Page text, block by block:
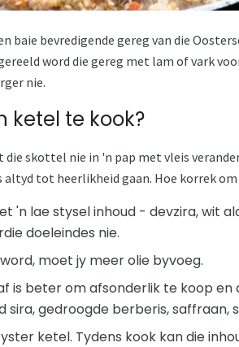
baie bevredigende gereg van die
word die gereg met lam of vark
nie.
ketel te kook?
die skottel nie in 'n pap met vleis
altyd tot heerlikheid gaan. Hoe korrek
'n lae stysel inhoud - devzira, wit
doeleindes nie.
moet jy meer olie byvoeg.
is beter om afsonderlik te koop en
sira, gedroogde berberis, saffraan,
ketel. Tydens kook kan die